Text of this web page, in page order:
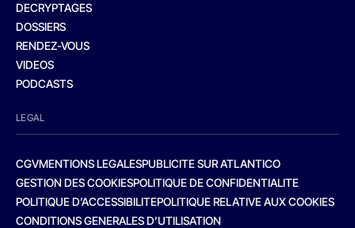
DECRYPTAGES
DOSSIERS
RENDEZ-VOUS
VIDEOS
PODCASTS
LEGAL
CGVMENTIONS LEGALESPUBLICITE SUR ATLANTICO
GESTION DES COOKIESPOLITIQUE DE CONFIDENTIALITE
POLITIQUE D’ACCESSIBILITEPOLITIQUE RELATIVE AUX COOKIES
CONDITIONS GENERALES D’UTILISATION